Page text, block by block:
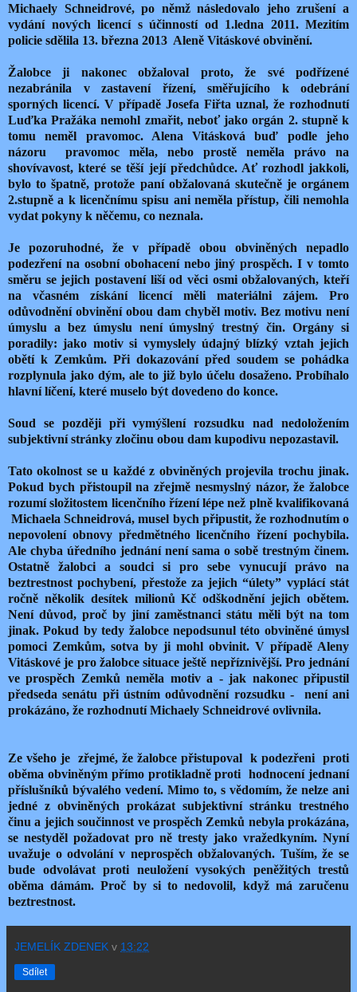
Michaely Schneidrové, po němž následovalo jeho zrušení a
vydání nových licencí s účinností od 1.ledna 2011. Mezitím
policie sdělila 13. března 2013 Aleně Vitáskové obvinění.
Žalobce ji nakonec obžaloval proto, že své podřízené
nezabránila v zastavení řízení, směřujícího k odebrání
sporných licencí. V případě Josefa Fiřta uznal, že rozhodnutí
Luďka Pražáka nemohl zmařit, neboť jako orgán 2. stupně k
tomu neměl pravomoc. Alena Vitásková buď podle jeho
názoru pravomoc měla, nebo prostě neměla právo na
shovívavost, které se těší její předchůdce. Ať rozhodl jakkoli,
bylo to špatně, protože paní obžalovaná skutečně je orgánem
2.stupně a k licenčnímu spisu ani neměla přístup, čili nemohla
vydat pokyny k něčemu, co neznala.
Je pozoruhodné, že v případě obou obviněných nepadlo
podezření na osobní obohacení nebo jiný prospěch. I v tomto
směru se jejich postavení liší od věci osmi obžalovaných, kteří
na včasném získání licencí měli materiálni zájem. Pro
odůvodnění obvinění obou dam chyběl motiv. Bez motivu není
úmyslu a bez úmyslu není úmyslný trestný čin. Orgány si
poradily: jako motiv si vymyslely údajný blízký vztah jejich
obětí k Zemkům. Při dokazování před soudem se pohádka
rozplynula jako dým, ale to již bylo účelu dosaženo. Probíhalo
hlavní líčení, které muselo být dovedeno do konce.
Soud se později při vymýšlení rozsudku nad nedoložením
subjektivní stránky zločinu obou dam kupodivu nepozastavil.
Tato okolnost se u každé z obviněných projevila trochu jinak.
Pokud bych přistoupil na zřejmě nesmyslný názor, že žalobce
rozumí složitostem licenčního řízení lépe než plně kvalifikovaná
Michaela Schneidrová, musel bych připustit, že rozhodnutím o
nepovolení obnovy předmětného licenčního řízení pochybila.
Ale chyba úředního jednání není sama o sobě trestným činem.
Ostatně žalobci a soudci si pro sebe vynucují právo na
beztrestnost pochybení, přestože za jejich “úlety” vyplácí stát
ročně několik desítek milionů Kč odškodnění jejich obětem.
Není důvod, proč by jiní zaměstnanci státu měli být na tom
jinak. Pokud by tedy žalobce nepodsunul této obviněné úmysl
pomoci Zemkům, sotva by ji mohl obvinit. V případě Aleny
Vitáskové je pro žalobce situace ještě nepříznivější. Pro jednání
ve prospěch Zemků neměla motiv a - jak nakonec připustil
předseda senátu při ústním odůvodnění rozsudku - není ani
prokázáno, že rozhodnutí Michaely Schneidrové ovlivnila.
Ze všeho je zřejmé, že žalobce přistupoval k podezřeni proti
oběma obviněným přímo protikladně proti hodnocení jednaní
příslušníků bývalého vedení. Mimo to, s vědomím, že nelze ani
jedné z obviněných prokázat subjektivní stránku trestného
činu a jejich součinnost ve prospěch Zemků nebyla prokázána,
se nestyděl požadovat pro ně tresty jako vražedkyním. Nyní
uvažuje o odvolání v neprospěch obžalovaných. Tuším, že se
bude odvolávat proti neuložení vysokých peněžitých trestů
oběma dámám. Proč by si to nedovolil, když má zaručenu
beztrestnost.
JEMELÍK ZDENEK v 13:22
Sdílet